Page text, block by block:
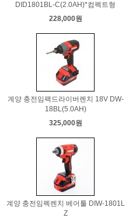
DID1801BL-C(2.0AH)*컴펙트형
228,000원
계양 충전임팩드라이버렌치 18V DW-
18BL(5.0AH)
325,000원
계양 충전임펙렌치 베어툴 DIW-1801L
Z